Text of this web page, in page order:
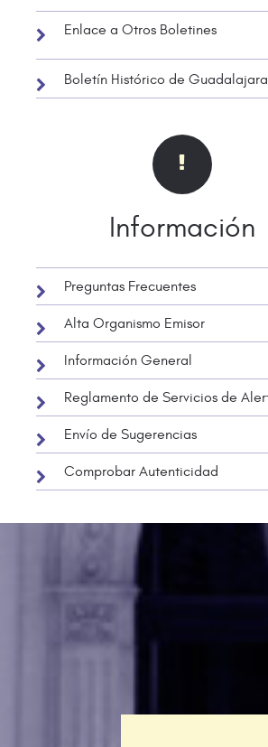
Enlace a Otros Boletines
Boletín Histórico de Guadalajara
Información
Preguntas Frecuentes
Alta Organismo Emisor
Información General
Reglamento de Servicios de
Envío de Sugerencias
Comprobar Autenticidad